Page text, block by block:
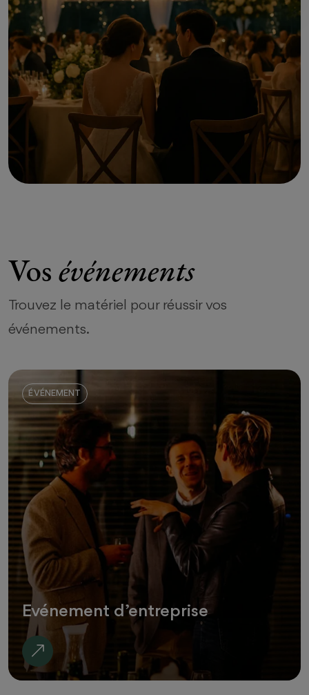
Vosévénements
Trouvez le matériel pour réussir vos
événements.
ÉVÉNEMENT
Evénement d’entreprise